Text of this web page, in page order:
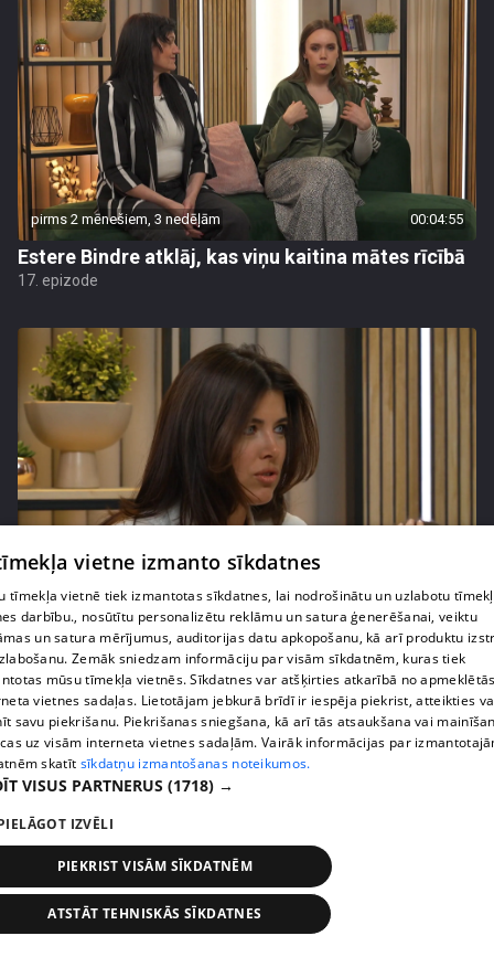
pirms 2 mēnešiem, 3 nedēļām 00:04:55
Estere Bindre atklāj, kas viņu kaitina mātes rīcībā
17. epizode
pirms 2 mēnešiem, 3 nedēļām
Zvanīt vai gaidīt zvanu? Dita Grauda par saziņas
etiķeti starp paaudzēm
17. epizode
pirms 2 mēnešiem, 3 nedēļām
vietne izmanto sīkdatnes
tīmekļa vietnē tiek izmantotas sīkdatnes, lai nodrošinātu un uzlabotu
darbību., nosūtītu personalizētu reklāmu un satura ģenerēšanai, veiktu
un satura mērījumus, auditorijas datu apkopošanu, kā arī produktu
Zemāk sniedzam informāciju par visām sīkdatnēm, kuras tiek
mūsu tīmekļa vietnēs. Sīkdatnes var atšķirties atkarībā no
vietnes sadaļas. Lietotājam jebkurā brīdī ir iespēja piekrist, atteikties
savu piekrišanu. Piekrišanas sniegšana, kā arī tās atsaukšana vai
uz visām interneta vietnes sadaļām. Vairāk informācijas par
skatīt sīkdatņu izmantošanas noteikumos.
VISUS PARTNERUS (1718) →
IZVĒLI
PIEKRIST VISĀM SĪKDATNĒM
ATSTĀT TEHNISKĀS SĪKDATNES